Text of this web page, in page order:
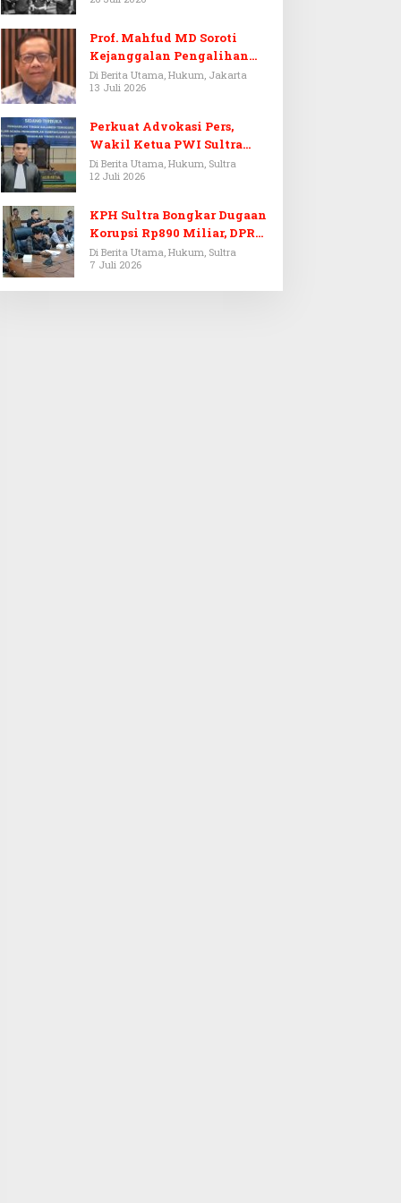
Prof. Mahfud MD Soroti
Kejanggalan Pengalihan
Penyelidikan Tersangka
Febrie Adriansyah
Di Berita Utama, Hukum, Jakarta
13 Juli 2026
Perkuat Advokasi Pers,
Wakil Ketua PWI Sultra
Resmi Dilantik Menjadi
Advokat PERADI
Di Berita Utama, Hukum, Sultra
12 Juli 2026
KPH Sultra Bongkar Dugaan
Korupsi Rp890 Miliar, DPRD
Sultra Gelar RDP
Di Berita Utama, Hukum, Sultra
7 Juli 2026